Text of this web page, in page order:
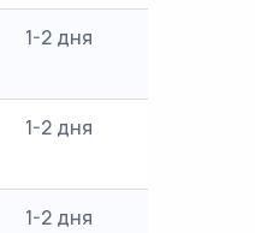
1-2 дня
1-2 дня
1-2 дня